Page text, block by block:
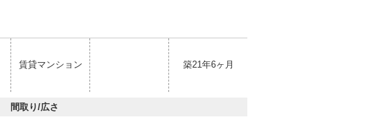
賃貸マンション 築21年6ヶ月
間取り/広さ